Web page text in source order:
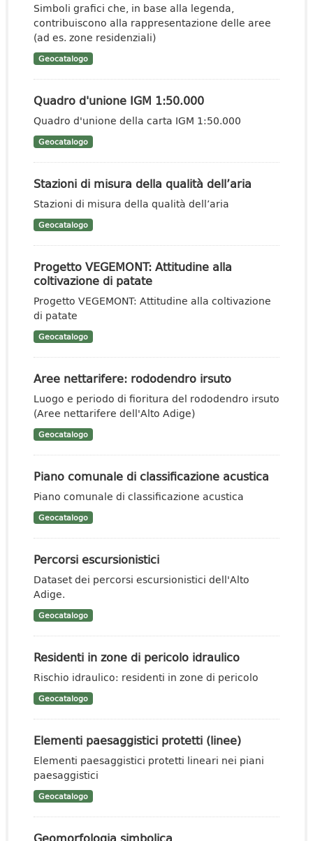
Simboli grafici che, in base alla legenda,
contribuiscono alla rappresentazione delle aree
(ad es. zone residenziali)
Geocatalogo
Quadro d'unione IGM 1:50.000
Quadro d'unione della carta IGM 1:50.000
Geocatalogo
Stazioni di misura della qualità dell’aria
Stazioni di misura della qualità dell’aria
Geocatalogo
Progetto VEGEMONT: Attitudine alla
coltivazione di patate
Progetto VEGEMONT: Attitudine alla coltivazione
di patate
Geocatalogo
Aree nettarifere: rododendro irsuto
Luogo e periodo di fioritura del rododendro irsuto
(Aree nettarifere dell'Alto Adige)
Geocatalogo
Piano comunale di classificazione acustica
Piano comunale di classificazione acustica
Geocatalogo
Percorsi escursionistici
Dataset dei percorsi escursionistici dell'Alto
Adige.
Geocatalogo
Residenti in zone di pericolo idraulico
Rischio idraulico: residenti in zone di pericolo
Geocatalogo
Elementi paesaggistici protetti (linee)
Elementi paesaggistici protetti lineari nei piani
paesaggistici
Geocatalogo